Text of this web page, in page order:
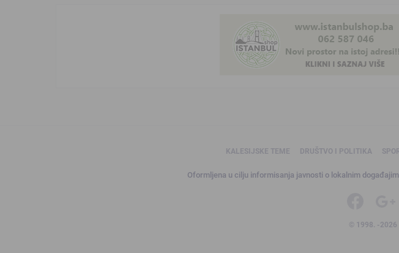
KALESIJSKE TEME DRUŠTVO I POLITIKA
Oformljena u cilju informisanja javnosti o lokalnim
© 1998. -2026